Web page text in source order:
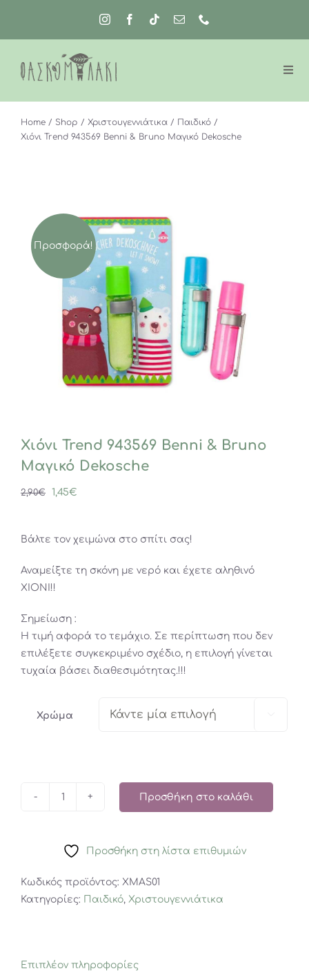
περιεχόμενο
Home Shop Χριστουγεννιάτικα
Παιδικό
Χιόνι Trend 943569 Benni & Bruno Μαγικό Dekosche
Προσφορά!
Χιόνι Trend 943569 Benni & Bruno
Μαγικό Dekosche
2,90€
Original
2,90€.
1,45€
είναι:
Βάλτε τον χειμώνα στο σπίτι σας!
Αναμείξτε τη σκόνη με νερό και έχετε αληθινό
ΧΙΟΝΙ!!
Σημείωση :
Η τιμή αφορά το τεμάχιο. Σε περίπτωση που δεν
επιλέξετε συγκεκριμένο σχέδιο, η επιλογή γίνεται
τυχαία βάσει διαθεσιμότητας.!!!
Χρώμα
Benni
Bruno
Μαγικό
Προσθήκη στο καλάθι
Προσθήκη στη λίστα επιθυμιών
Κωδικός προϊόντος: XMAS01
Κατηγορίες:
Παιδικό, Χριστουγεννιάτικα
Επιπλέον πληροφορίες